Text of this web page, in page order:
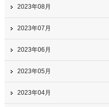
2023年08月
2023年07月
2023年06月
2023年05月
2023年04月